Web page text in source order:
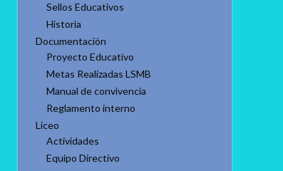
Sellos Educativos
Historia
Documentación
Proyecto Educativo
Metas Realizadas LSMB
Manual de convivencia
Reglamento interno
Liceo
Actividades
Equipo Directivo